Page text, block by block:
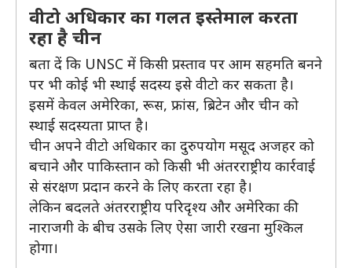
वीटो अधिकार का गलत इस्तेमाल करता
रहा है चीन
बता दें कि UNSC में किसी प्रस्ताव पर आम सहमति बनने
पर भी कोई भी स्थाई सदस्य इसे वीटो कर सकता है।
इसमें केवल अमेरिका, रूस, फ्रांस, ब्रिटेन और चीन को
स्थाई सदस्यता प्राप्त है।
चीन अपने वीटो अधिकार का दुरुपयोग मसूद अजहर को
बचाने और पाकिस्तान को किसी भी अंतरराष्ट्रीय कार्रवाई
से संरक्षण प्रदान करने के लिए करता रहा है।
लेकिन बदलते अंतरराष्ट्रीय परिदृश्य और अमेरिका की
नाराजगी के बीच उसके लिए ऐसा जारी रखना मुश्किल
होगा।